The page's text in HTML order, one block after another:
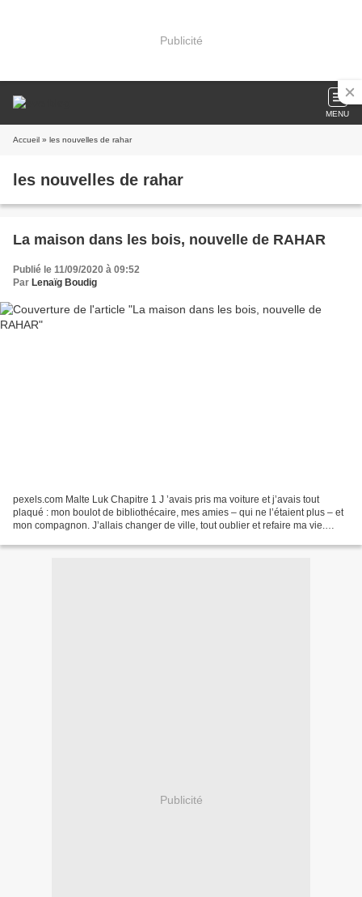
Publicité
MENU
Accueil » les nouvelles de rahar
les nouvelles de rahar
La maison dans les bois, nouvelle de RAHAR
Publié le 11/09/2020 à 09:52
Par Lenaïg Boudig
pexels.com Malte Luk Chapitre 1 J ’avais pris ma voiture et j’avais tout
plaqué : mon boulot de bibliothécaire, mes amies – qui ne l’étaient plus – et
mon compagnon. J’allais changer de ville, tout oublier et refaire ma vie.
Publicité